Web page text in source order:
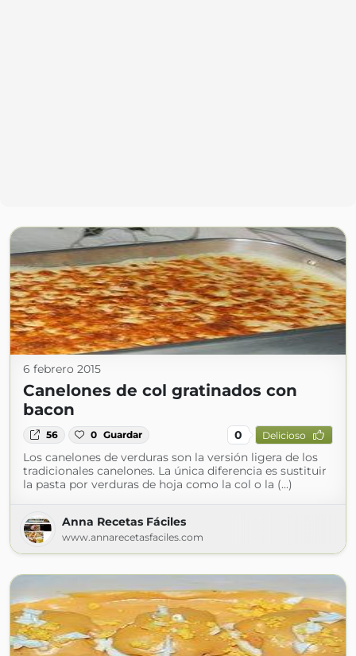
6 febrero 2015
Canelones de col gratinados con
bacon
56 0 Guardar 0 Delicioso
Los canelones de verduras son la versión ligera de los
tradicionales canelones. La única diferencia es sustituir
la pasta por verduras de hoja como la col o la (...)
Anna Recetas Fáciles
www.annarecetasfaciles.com